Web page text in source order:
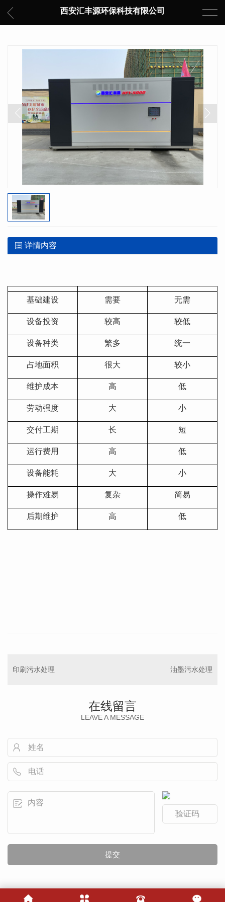
西安汇丰源环保科技有限公司
详情内容
基础建设 需要 无需
设备投资 较高 较低
设备种类 繁多 统一
占地面积 很大 较小
维护成本 高 低
劳动强度 大 小
交付工期 长 短
运行费用 高 低
设备能耗 大 小
操作难易 复杂 简易
后期维护 高 低
印刷污水处理 油墨污水处理
在线留言
LEAVE A MESSAGE